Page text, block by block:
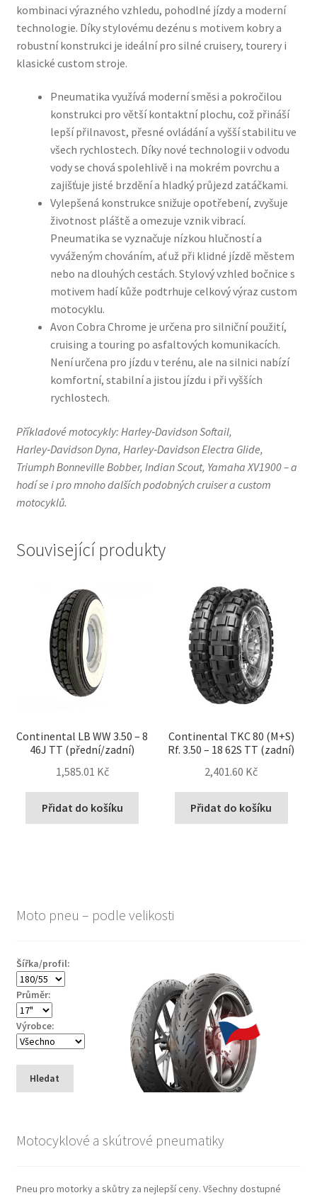
kombinaci výrazného vzhledu, pohodlné jízdy a moderní
technologie. Díky stylovému dezénu s motivem kobry a
robustní konstrukci je ideální pro silné cruisery, tourery i
klasické custom stroje.
Pneumatika využívá moderní směsi a pokročilou
konstrukci pro větší kontaktní plochu, což přináší
lepší přilnavost, přesné ovládání a vyšší stabilitu ve
všech rychlostech. Díky nové technologii v odvodu
vody se chová spolehlivě i na mokrém povrchu a
zajišťuje jisté brzdění a hladký průjezd zatáčkami.
Vylepšená konstrukce snižuje opotřebení, zvyšuje
životnost pláště a omezuje vznik vibrací.
Pneumatika se vyznačuje nízkou hlučností a
vyváženým chováním, ať už při klidné jízdě městem
nebo na dlouhých cestách. Stylový vzhled bočnice s
motivem hadí kůže podtrhuje celkový výraz custom
motocyklu.
Avon Cobra Chrome je určena pro silniční použití,
cruising a touring po asfaltových komunikacích.
Není určena pro jízdu v terénu, ale na silnici nabízí
komfortní, stabilní a jistou jízdu i při vyšších
rychlostech.
Příkladové motocykly: Harley‑Davidson Softail,
Harley‑Davidson Dyna, Harley‑Davidson Electra Glide,
Triumph Bonneville Bobber, Indian Scout, Yamaha XV1900 – a
hodí se i pro mnoho dalších podobných cruiser a custom
motocyklů.
Související produkty
Continental LB WW 3.50 – 8
46J TT (přední/zadní)
1,585.01 Kč
Přidat do košíku
Continental TKC 80 (M+S)
Rf. 3.50 – 18 62S TT (zadní)
2,401.60 Kč
Přidat do košíku
Moto pneu – podle velikosti
Šířka/profil:
Průměr:
Výrobce:
Hledat
Motocyklové a skútrové pneumatiky
Pneu pro motorky a skůtry za nejlepší ceny. Všechny dostupné